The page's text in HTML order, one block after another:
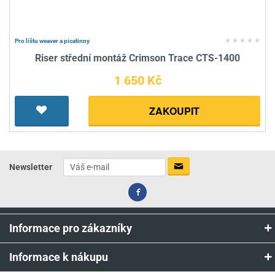
Pro lištu weaver a picatinny
Riser střední montáž Crimson Trace CTS-1400
1 650 Kč
ZAKOUPIT
Newsletter
Informace pro zákazníky
Informace k nákupu